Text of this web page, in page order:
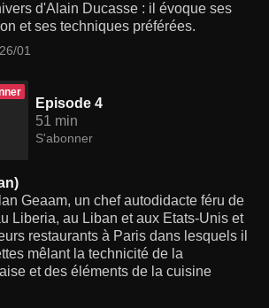
d'Alain Ducasse : il évoque ses
et ses techniques préférées.
01
Episode 4
51 min
S'abonner
Geaam, un chef autodidacte féru de
Liberia, au Liban et aux Etats-Unis et
restaurants à Paris dans lesquels il
mêlant la technicité de la
et des éléments de la cuisine